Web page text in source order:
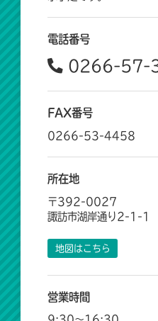
電話番号
0266-57-
FAX番号
0266-53-4458
所在地
〒392-0027
諏訪市湖岸通り2-1-1
地図はこちら
営業時間